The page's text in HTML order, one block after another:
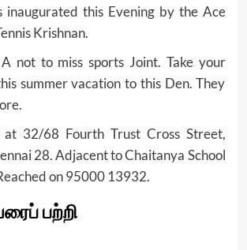
inaugurated this Evening by the Ace
Krishnan.
not to miss sports Joint. Take your
summer vacation to this Den. They
at 32/68 Fourth Trust Cross Street,
28. Adjacent to Chaitanya School
on 95000 13932.
பற்றி